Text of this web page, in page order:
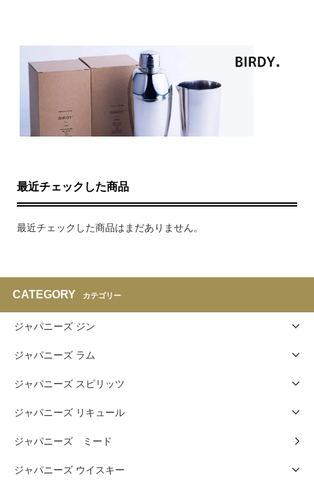
最近チェックした商品
最近チェックした商品はまだありません。
CATEGORY カテゴリー
ジャパニーズ ジン
ジャパニーズ ラム
ジャパニーズ スピリッツ
ジャパニーズ リキュール
ジャパニーズ ミード
ジャパニーズ ウイスキー